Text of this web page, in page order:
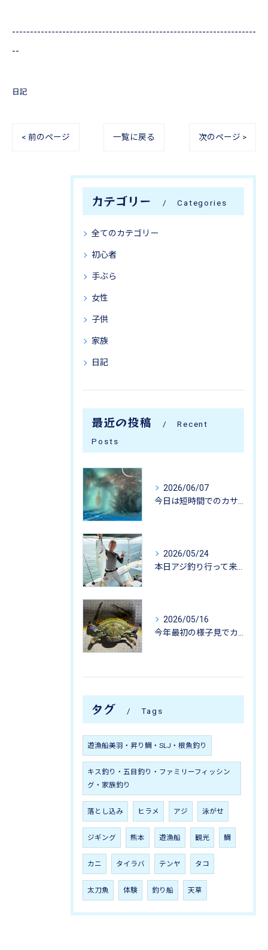
--------------------------------------------------------------------
--
日記
< 前のページ 一覧に戻る 次のページ >
カテゴリー Categories
全てのカテゴリー
初心者
手ぶら
女性
子供
家族
日記
最近の投稿
Recent
Posts
2026/06/07
2026/05/24
2026/05/16
タグ Tags
遊漁船美羽・昇り鯛・SLJ・根魚釣り
キス釣り・五目釣り・ファミリーフィッシン
グ・家族釣り
落とし込み ヒラメ アジ 泳がせ
ジギング 熊本 遊漁船 観光 鯛
カニ タイラバ テンヤ タコ
太刀魚 体験 釣り船 天草